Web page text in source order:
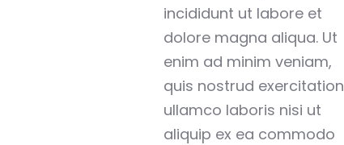
incididunt ut labore et
dolore magna aliqua. Ut
enim ad minim veniam,
quis nostrud exercitation
ullamco laboris nisi ut
aliquip ex ea commodo